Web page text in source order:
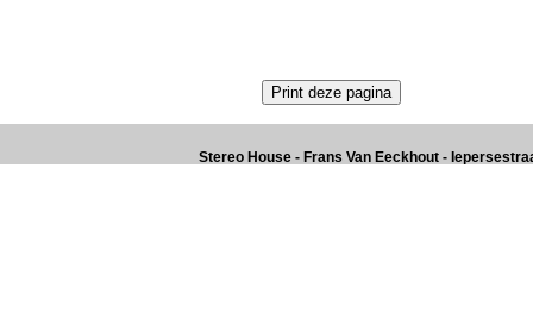
Stereo House - Frans Van Eeckhout -